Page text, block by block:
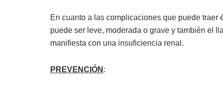
En cuanto a las complicaciones que puede
puede ser leve, moderada o grave y también el
manifiesta con una insuficiencia renal.
PREVENCIÓN :